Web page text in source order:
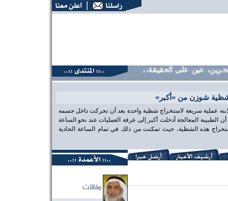
عين على الحقيقة،، منتديات البحرين، عين على الحقيقة،،
شوزن من «أكبر»
عملية سريعة لاستخراج شظية واحدة بعد أن تحركت داخل جسمه
المعالجة أدخلت أكبر إلى غرفة العمليات عند نحو الساعة
هذه الشظية، حيث تمكنت من ذلك في تمام الساعة الحادية